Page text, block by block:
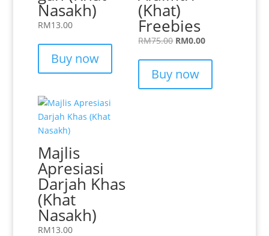
Nasakh)
RM13.00
Buy now
(Khat)
Freebies
RM75.00 Original
RM75.00.
RM0.00Current
Buy now
Majlis
Apresiasi
Darjah Khas
(Khat
Nasakh)
RM13.00